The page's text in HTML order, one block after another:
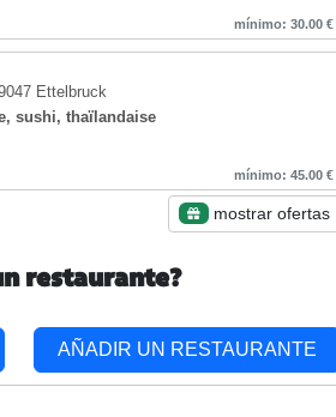
mínimo: 30.00 €
Ettelbruck
sushi, thaïlandaise
mínimo: 45.00 €
mostrar ofertas
restaurante?
AÑADIR UN RESTAURANTE